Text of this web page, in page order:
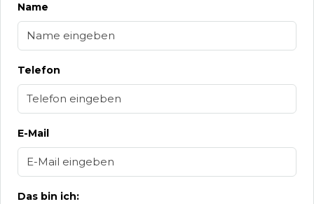
Name
Telefon
E-Mail
Das bin ich: